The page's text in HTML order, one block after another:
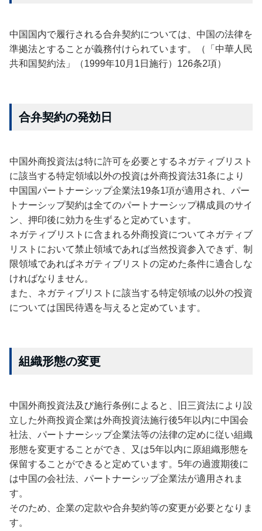
中国国内で履行される合弁契約については、中国の法律を
準拠法とすることが義務付けられています。（「中華人民
共和国契約法」（1999年10月1日施行）126条2項）
合弁契約の発効日
中国外商投資法は特に許可を必要とするネガティブリスト
に該当する特定領域以外の投資は外商投資法31条により
中国国パートナーシップ企業法19条1項が適用され、パー
トナーシップ契約は全てのパートナーシップ構成員のサイ
ン、押印後に効力を生ずると定めています。
ネガティブリストに含まれる外商投資についてネガティブ
リストにおいて禁止領域であれば当然投資参入できず、制
限領域であればネガティブリストの定めた条件に適合しな
ければなりません。
また、ネガティブリストに該当する特定領域の以外の投資
については国民待遇を与えると定めています。
組織形態の変更
中国外商投資法及び施行条例によると、旧三資法により設
立した外商投資企業は外商投資法施行後5年以内に中国会
社法、パートナーシップ企業法等の法律の定めに従い組織
形態を変更することができ、又は5年以内に原組織形態を
保留することができると定めています。5年の過渡期後に
は中国の会社法、パートナーシップ企業法が適用されま
す。
そのため、企業の定款や合弁契約等の変更が必要となりま
す。